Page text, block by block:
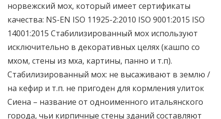
норвежский мох, который имеет сертификаты
качества: NS-EN ISO 11925-2:2010 ISO 9001:2015 ISO
14001:2015 Стабилизированный мох используют
исключительно в декоративных целях (кашпо со
мхом, стены из мха, картины, панно и т.п).
Стабилизированный мох: не высаживают в землю /
на кефир и т.п. не пригоден для кормления улиток
Сиена – название от одноименного итальянского
города, чьи кирпичные стены зданий составляют